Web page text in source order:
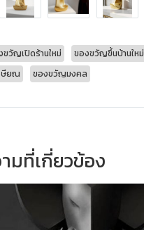
ขวัญเปิดร้านใหม่ ของขวัญขึ้นบ้านใหม่
ษียณ
ของขวัญมงคล
มที่เกี่ยวข้อง